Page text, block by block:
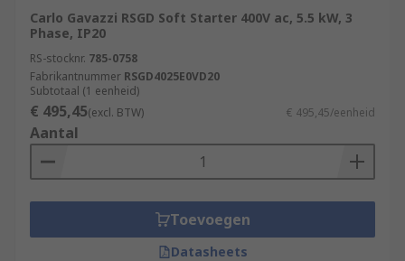
Carlo Gavazzi RSGD Soft Starter 400V ac, 5.5 kW, 3
Phase, IP20
RS-stocknr. 785-0758
Fabrikantnummer RSGD4025E0VD20
Subtotaal (1 eenheid)
€ 495,45(excl. BTW) € 495,45/eenheid
Aantal
Toevoegen
Datasheets